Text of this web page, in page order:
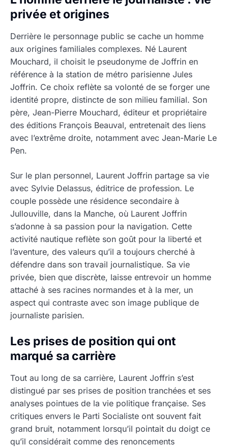
privée et origines
Derrière le personnage public se cache un homme
aux origines familiales complexes. Né Laurent
Mouchard, il choisit le pseudonyme de Joffrin en
référence à la station de métro parisienne Jules
Joffrin. Ce choix reflète sa volonté de se forger une
identité propre, distincte de son milieu familial. Son
père, Jean-Pierre Mouchard, éditeur et propriétaire
des éditions François Beauval, entretenait des liens
avec l’extrême droite, notamment avec Jean-Marie Le
Pen.
Sur le plan personnel, Laurent Joffrin partage sa vie
avec Sylvie Delassus, éditrice de profession. Le
couple possède une résidence secondaire à
Jullouville, dans la Manche, où Laurent Joffrin
s’adonne à sa passion pour la navigation. Cette
activité nautique reflète son goût pour la liberté et
l’aventure, des valeurs qu’il a toujours cherché à
défendre dans son travail journalistique. Sa vie
privée, bien que discrète, laisse entrevoir un homme
attaché à ses racines normandes et à la mer, un
aspect qui contraste avec son image publique de
journaliste parisien.
Les prises de position qui ont
marqué sa carrière
Tout au long de sa carrière, Laurent Joffrin s’est
distingué par ses prises de position tranchées et ses
analyses pointues de la vie politique française. Ses
critiques envers le Parti Socialiste ont souvent fait
grand bruit, notamment lorsqu’il pointait du doigt ce
qu’il considérait comme des renoncements